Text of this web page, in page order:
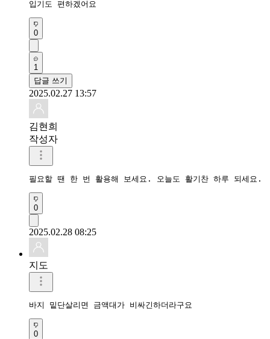
입기도 편하겠어요
0
1
답글 쓰기
2025.02.27 13:57
김현희
작성자
필요할 땐 한 번 활용해 보세요. 오늘도 활기찬 하루 되세요.
0
2025.02.28 08:25
지도
바지 밑단살리면 금액대가 비싸긴하더라구요
0